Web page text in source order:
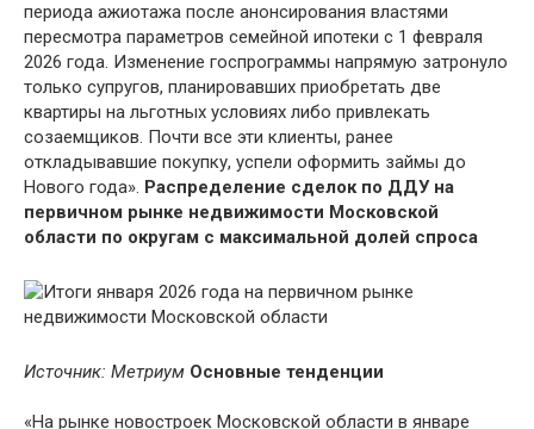
периода ажиотажа после анонсирования властями
пересмотра параметров семейной ипотеки с 1 февраля
2026 года. Изменение госпрограммы напрямую затронуло
только супругов, планировавших приобретать две
квартиры на льготных условиях либо привлекать
созаемщиков. Почти все эти клиенты, ранее
откладывавшие покупку, успели оформить займы до
Нового года». Распределение сделок по ДДУ на
первичном рынке недвижимости Московской
области по округам с максимальной долей спроса
Источник: Метриум Основные тенденции
«На рынке новостроек Московской области в январе